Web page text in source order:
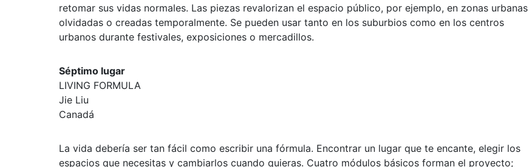
retomar sus vidas normales. Las piezas revalorizan el espacio público, por ejemplo, en zonas urbanas
olvidadas o creadas temporalmente. Se pueden usar tanto en los suburbios como en los centros
urbanos durante festivales, exposiciones o mercadillos.
Séptimo lugar
LIVING FORMULA
Jie Liu
Canadá
La vida debería ser tan fácil como escribir una fórmula. Encontrar un lugar que te encante, elegir los
espacios que necesitas y cambiarlos cuando quieras. Cuatro módulos básicos forman el proyecto;